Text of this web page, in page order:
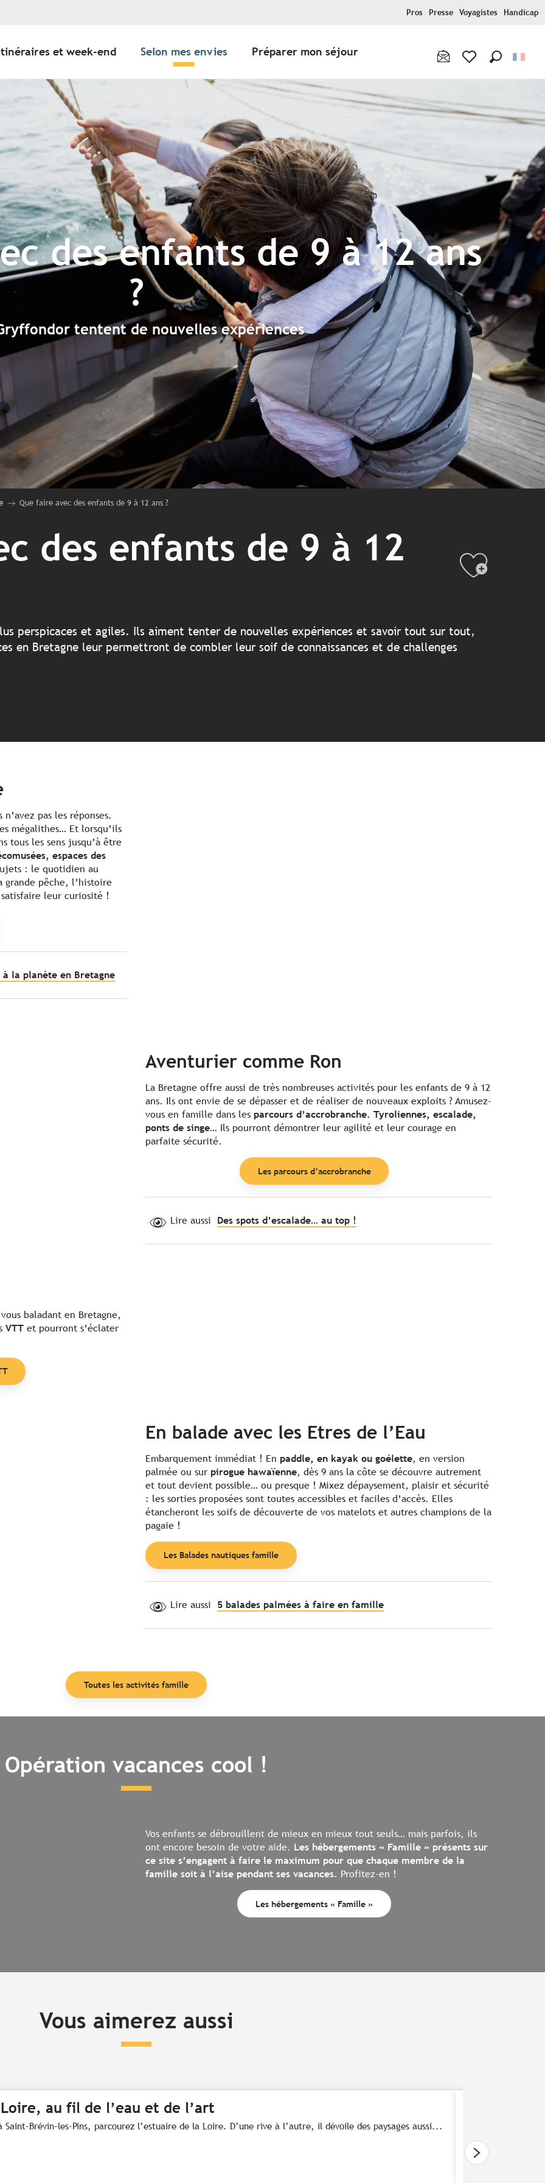
Pros Presse Voyagistes Handicap
et week-end Selon mes envies Préparer mon séjour
des enfants de 9 à 12 ans
?
tentent de nouvelles expériences
Que faire avec des enfants de 9 à 12 ans ?
des enfants de 9 à 12
perspicaces et agiles. Ils aiment tenter de nouvelles expériences et savoir tout sur tout,
en Bretagne leur permettront de combler leur soif de connaissances et de challenges
pas les réponses.
mégalithes… Et lorsqu’ils
tous les sens jusqu’à être
espaces des
: le quotidien au
pêche, l’histoire
leur curiosité !
la planète en Bretagne
Aventurier comme Ron
La Bretagne offre aussi de très nombreuses activités pour les enfants de 9 à 12
ans. Ils ont envie de se dépasser et de réaliser de nouveaux exploits ? Amusez-
vous en famille dans les parcours d’accrobranche. Tyroliennes, escalade,
ponts de singe… Ils pourront démontrer leur agilité et leur courage en
parfaite sécurité.
Les parcours d’accrobranche
Lire aussi Des spots d’escalade… au top !
baladant en Bretagne,
VTT et pourront s’éclater
En balade avec les Etres de l’Eau
Embarquement immédiat ! En paddle, en kayak ou goélette, en version
palmée ou sur pirogue hawaïenne, dès 9 ans la côte se découvre autrement
et tout devient possible… ou presque ! Mixez dépaysement, plaisir et sécurité
: les sorties proposées sont toutes accessibles et faciles d’accès. Elles
étancheront les soifs de découverte de vos matelots et autres champions de la
pagaie !
Les Balades nautiques famille
Lire aussi 5 balades palmées à faire en famille
Toutes les activités famille
Opération vacances cool !
Vos enfants se débrouillent de mieux en mieux tout seuls… mais parfois, ils
ont encore besoin de votre aide. Les hébergements « Famille » présents sur
ce site s’engagent à faire le maximum pour que chaque membre de la
famille soit à l’aise pendant ses vacances. Profitez-en !
Les hébergements « Famille »
Vous aimerez aussi
au fil de l’eau et de l’art
Saint-Brévin-les-Pins, parcourez l’estuaire de la Loire. D’une rive à l’autre, il dévoile des paysages aussi...
domaniales de